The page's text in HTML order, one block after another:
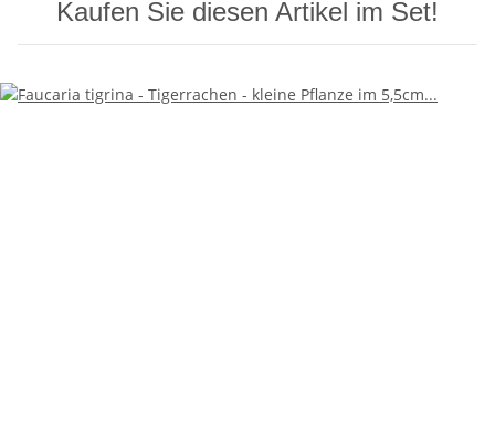
Kaufen Sie diesen Artikel im Set!